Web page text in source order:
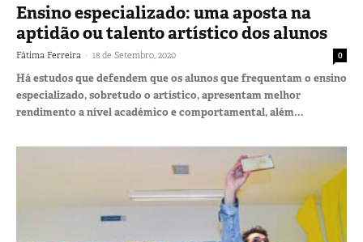
Ensino especializado: uma aposta na
aptidão ou talento artístico dos alunos
Fátima Ferreira - 18 de Setembro, 2020 0
Há estudos que defendem que os alunos que frequentam o ensino
especializado, sobretudo o artístico, apresentam melhor
rendimento a nível académico e comportamental, além...